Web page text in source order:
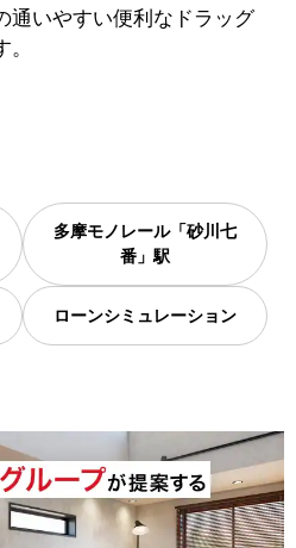
通いやすい便利なドラッグ
多摩モノレール「砂川七
番」駅
ローンシミュレーション